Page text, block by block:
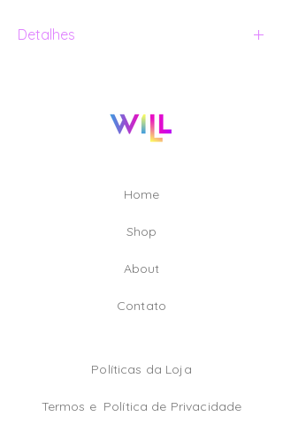
Detalhes
Home
Shop
About
Contato
Políticas da Loja
Termos e Política de Privacidade